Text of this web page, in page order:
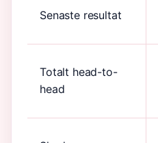
Senaste resultat
Totalt head-to-
head